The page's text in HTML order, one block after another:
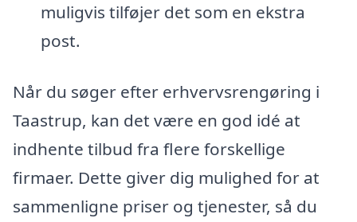
muligvis tilføjer det som en ekstra
post.
Når du søger efter erhvervsrengøring i
Taastrup, kan det være en god idé at
indhente tilbud fra flere forskellige
firmaer. Dette giver dig mulighed for at
sammenligne priser og tjenester, så du